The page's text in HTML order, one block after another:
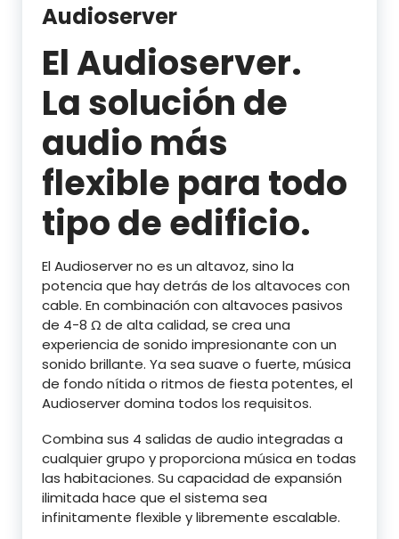
Audioserver
El Audioserver.
La solución de
audio más
flexible para todo
tipo de edificio.
El Audioserver no es un altavoz, sino la
potencia que hay detrás de los altavoces con
cable. En combinación con altavoces pasivos
de 4-8 Ω de alta calidad, se crea una
experiencia de sonido impresionante con un
sonido brillante. Ya sea suave o fuerte, música
de fondo nítida o ritmos de fiesta potentes, el
Audioserver domina todos los requisitos.
Combina sus 4 salidas de audio integradas a
cualquier grupo y proporciona música en todas
las habitaciones. Su capacidad de expansión
ilimitada hace que el sistema sea
infinitamente flexible y libremente escalable.